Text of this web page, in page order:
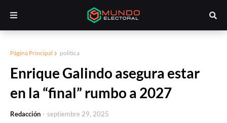
Página Principal politica
Enrique Galindo asegura estar
en la “final” rumbo a 2027
Redacción - septiembre 29, 2025